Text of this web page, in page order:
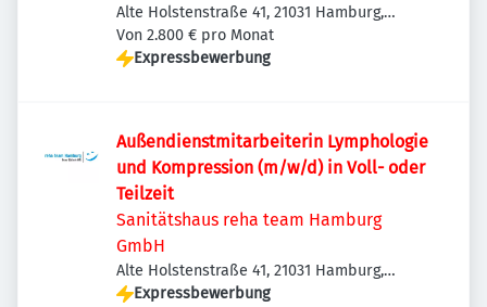
Alte Holstenstraße 41, 21031 Hamburg,
Deutschland
Von 2.800 € pro Monat
Expressbewerbung
Außendienstmitarbeiterin Lymphologie
und Kompression (m/w/d) in Voll- oder
Teilzeit
Sanitätshaus reha team Hamburg
GmbH
Alte Holstenstraße 41, 21031 Hamburg,
Deutschland
Expressbewerbung